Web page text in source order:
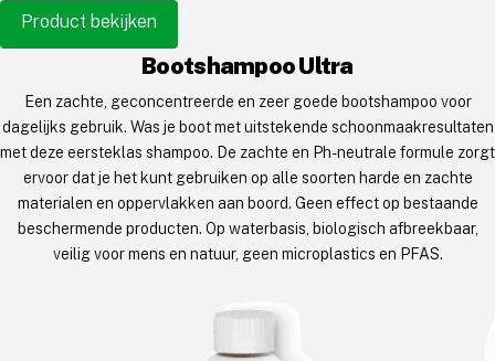
Product bekijken
Bootshampoo Ultra
Een zachte, geconcentreerde en zeer goede bootshampoo voor
dagelijks gebruik. Was je boot met uitstekende schoonmaakresultaten
met deze eersteklas shampoo. De zachte en Ph-neutrale formule zorgt
ervoor dat je het kunt gebruiken op alle soorten harde en zachte
materialen en oppervlakken aan boord. Geen effect op bestaande
beschermende producten. Op waterbasis, biologisch afbreekbaar,
veilig voor mens en natuur, geen microplastics en PFAS.